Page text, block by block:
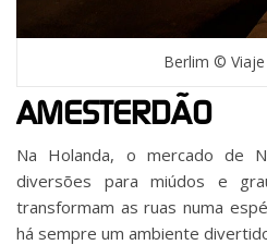
Berlim ©
AMESTERDÃO
Na Holanda, o mercado de
diversões para miúdos e
transformam as ruas numa
há sempre um ambiente